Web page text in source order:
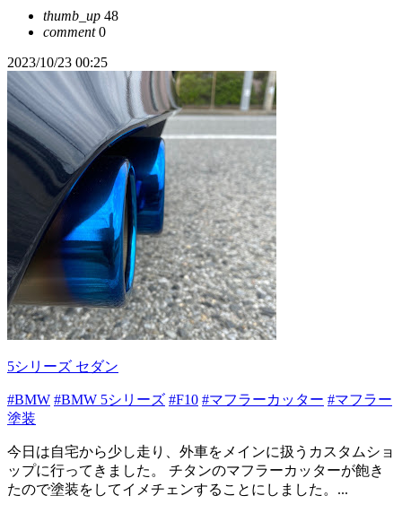
thumb_up 48
comment0
2023/10/23 00:25
5シリーズ セダン
#BMW #BMW 5シリーズ #F10 #マフラーカッター #マフラー
塗装
今日は自宅から少し走り、外車をメインに扱うカスタムショ
ップに行ってきました。 チタンのマフラーカッターが飽き
たので塗装をしてイメチェンすることにしました。...